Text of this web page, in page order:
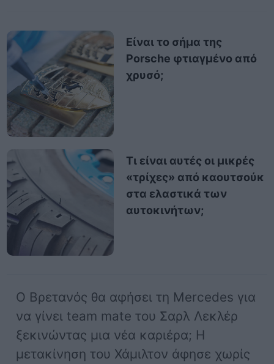
Είναι το σήμα της
Porsche φτιαγμένο από
χρυσό;
Τι είναι αυτές οι μικρές
«τρίχες» από καουτσούκ
στα ελαστικά των
αυτοκινήτων;
Ο Βρετανός θα αφήσει τη Μercedes για
να γίνει team mate του Σαρλ Λεκλέρ
ξεκινώντας μια νέα καριέρα; Η
μετακίνηση του Χάμιλτον άφησε χωρίς